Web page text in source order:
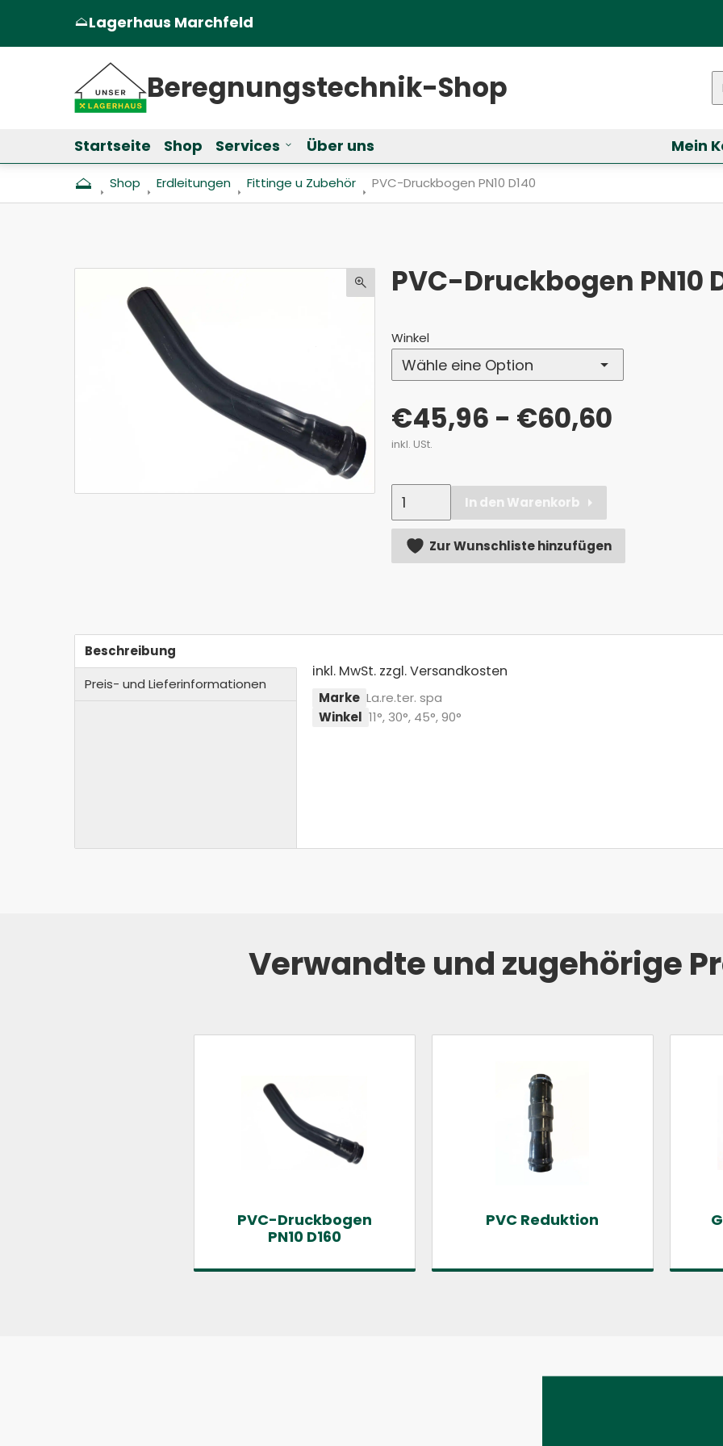
Lagerhaus Marchfeld
(Öffnet in einem neuen Tab oder Fenster)
Beregnungs­technik-Shop
Startseite Shop Services Untermenü für &bdquo;Services&ldquo; anzeigen
Über uns Mein
Shop Erdleitungen Fittinge u Zubehör Aktuell: PVC-Druckbogen PN10 D140
PVC-Druckbogen PN10 D140
PVC-Druckbogen PN10
Winkel
€45,96 - €60,60
inkl. USt.
Anzahl
In den Warenkorb
Alternative:
Zur Wunschliste hinzufügen
Beschreibung
Preis- und Lieferinformationen
inkl. MwSt. zzgl. Versandkosten
La.re.ter. spa
Marke
11°, 30°, 45°, 90°
Winkel
Verwandte und zugehörige
PVC-Druckbogen
PN10 D160
PVC Reduktion